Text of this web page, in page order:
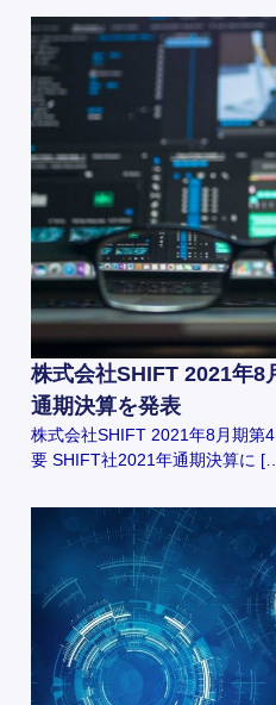
株式会社SHIFT 2021年8
通期決算を発表
株式会社SHIFT 2021年8月期第
要 SHIFT社2021年通期決算に